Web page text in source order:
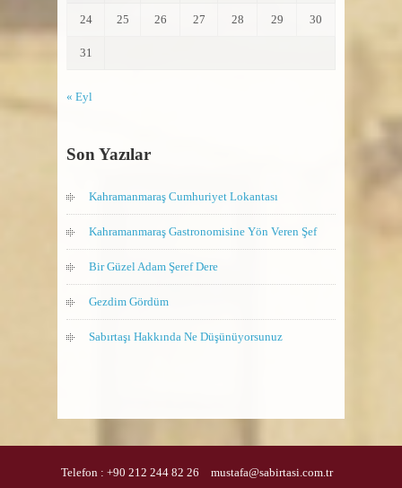
24 25 26 27 28 29 30
31
« Eyl
Son Yazılar
Kahramanmaraş Cumhuriyet Lokantası
Kahramanmaraş Gastronomisine Yön Veren Şef
Bir Güzel Adam Şeref Dere
Gezdim Gördüm
Sabırtaşı Hakkında Ne Düşünüyorsunuz
Telefon : +90 212 244 82 26 mustafa@sabirtasi.com.tr